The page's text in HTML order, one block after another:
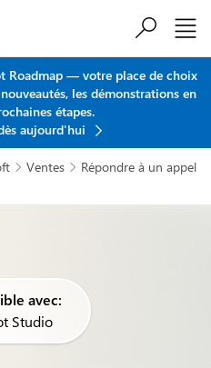
Roadmap — votre place de choix
les démonstrations en
étapes.
aujourd'hui
 Ventes 
Répondre à un appel
avec:
Studio